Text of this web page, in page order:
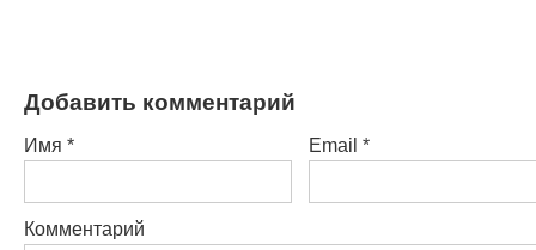
Добавить комментарий
Имя * Email *
Комментарий